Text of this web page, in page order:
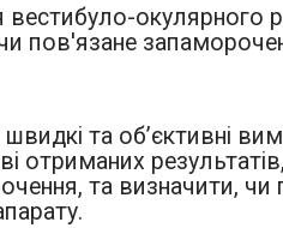
окулярного
пов'язане
та об’єктивні
отриманих
та визначити,